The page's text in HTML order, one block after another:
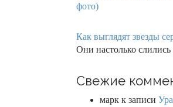
Как выглядят звезды
Они настолько
Свежие
марк к записи